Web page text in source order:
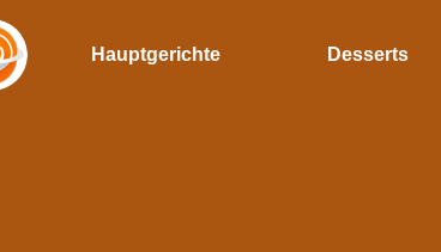
Hauptgerichte Desserts